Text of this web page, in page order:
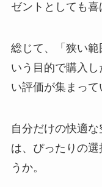
ゼントとしても喜
総じて、「狭い
いう目的で購入
い評価が集まって
自分だけの快適
は、ぴったりの
うか。